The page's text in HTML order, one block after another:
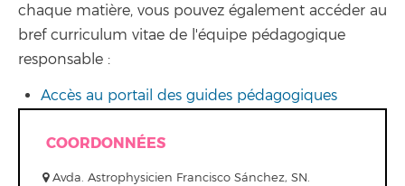
chaque matière, vous pouvez également accéder au
bref curriculum vitae de l'équipe pédagogique
responsable :
Accès au portail des guides pédagogiques
COORDONNÉES
Avda. Astrophysicien Francisco Sánchez, SN.